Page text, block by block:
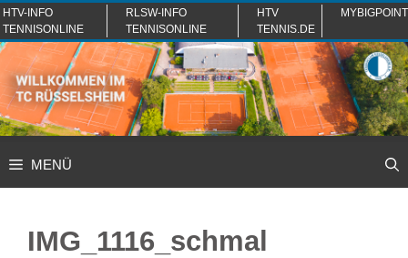
Zum
Inhalt
springen
HTV-INFO
TENNISONLINE
RLSW-INFO
TENNISONLINE
HTV
TENNIS.DE
MYBIGPOINT
MENÜ
IMG_1116_schmal